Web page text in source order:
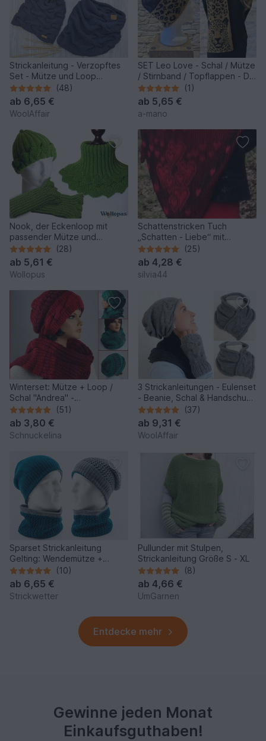
Strickanleitung - Verzopftes
Set - Mütze und Loop
stricken - No.109A
(48)
ab 6,65 €
WoolAffair
SET Leo Love - Schal / Mütze
/ Stirnband / Topflappen - DF
Strickanleitung
(1)
ab 5,65 €
a-mano
Nook, der Eckenloop mit
passender Mütze und
Stulpen im Set
(28)
ab 5,61 €
Wollopus
Schattenstricken Tuch
„Schatten - Liebe“ mit
passendem Stirnband
(25)
ab 4,28 €
silvia44
Winterset: Mütze + Loop /
Schal "Andrea" -
Strickanleitung
(51)
ab 3,80 €
Schnuckelina
3 Strickanleitungen - Eulenset
- Beanie, Schal & Handschuhe
- No.101S
(37)
ab 9,31 €
WoolAffair
Sparset Strickanleitung
Gelting: Wendemütze +
Wendeloop
(10)
ab 6,65 €
Strickwetter
Pullunder mit Stulpen,
Strickanleitung Größe S - XL
(8)
ab 4,66 €
UmGarnen
Entdecke mehr
Gewinne jeden Monat
Einkaufsguthaben!